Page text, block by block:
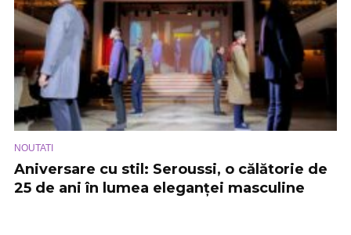
NOUTATI
Aniversare cu stil: Seroussi, o călătorie de
25 de ani în lumea eleganței masculine